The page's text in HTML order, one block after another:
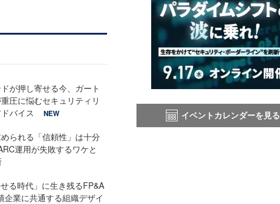
が押し寄せる今、ガート
圧に悩むセキュリティリ
バイス
NEW
られる「信頼性」は十分
運用が失敗するワケと
せる時代」に生き残るFP&A
業に共通する組織デザイ
イベントカレンダーを見る